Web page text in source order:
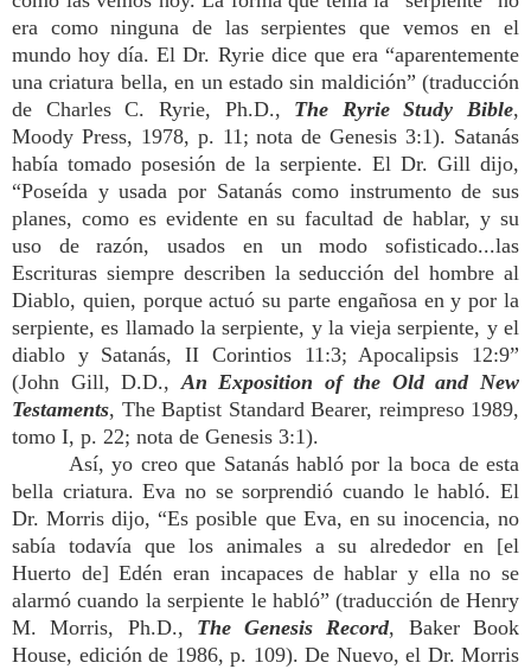
era como ninguna de las serpientes que vemos en el
mundo hoy día. El Dr. Ryrie dice que era “aparentemente
una criatura bella, en un estado sin maldición” (traducción
de Charles C. Ryrie, Ph.D., The Ryrie Study Bible,
Moody Press, 1978, p. 11; nota de Genesis 3:1). Satanás
había tomado posesión de la serpiente. El Dr. Gill dijo,
“Poseída y usada por Satanás como instrumento de sus
planes, como es evidente en su facultad de hablar, y su
uso de razón, usados en un modo sofisticado...las
Escrituras siempre describen la seducción del hombre al
Diablo, quien, porque actuó su parte engañosa en y por la
serpiente, es llamado la serpiente, y la vieja serpiente, y el
diablo y Satanás, II Corintios 11:3; Apocalipsis 12:9”
(John Gill, D.D.,An Exposition of the Old and New
Testaments, The Baptist Standard Bearer, reimpreso 1989,
tomo I, p. 22; nota de Genesis 3:1).
Así, yo creo que Satanás habló por la boca de esta
bella criatura. Eva no se sorprendió cuando le habló. El
Dr. Morris dijo, “Es posible que Eva, en su inocencia, no
sabía todavía que los animales a su alrededor en [el
Huerto de] Edén eran incapaces de hablar y ella no se
alarmó cuando la serpiente le habló” (traducción de Henry
M. Morris, Ph.D., The Genesis Record, Baker Book
House, edición de 1986, p. 109). De Nuevo, el Dr. Morris